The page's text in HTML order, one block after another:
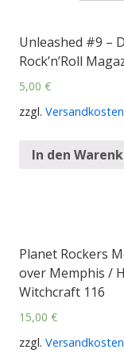
Unleashed #9 –
Rock’n’Roll
5,00 €
zzgl. Versandkosten
In den
Planet Rockers
over Memphis /
Witchcraft 116
15,00 €
zzgl. Versandkosten